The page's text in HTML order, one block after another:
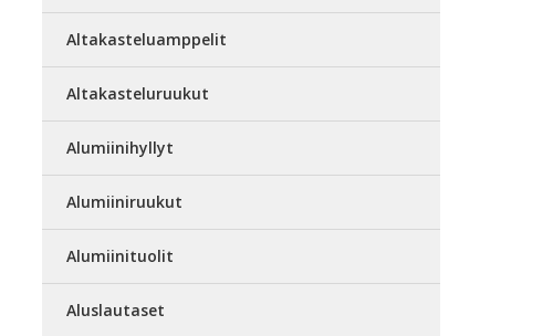
Altakasteluamppelit
Altakasteluruukut
Alumiinihyllyt
Alumiiniruukut
Alumiinituolit
Aluslautaset